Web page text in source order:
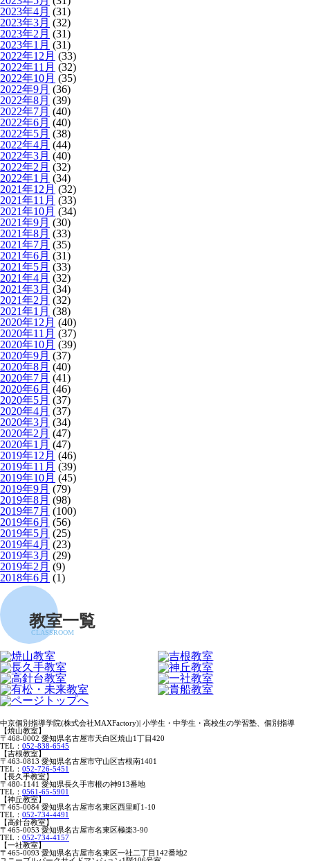
2023年4月 (31)
2023年3月 (32)
2023年2月 (31)
2023年1月 (31)
2022年12月 (33)
2022年11月 (32)
2022年10月 (35)
2022年9月 (36)
2022年8月 (39)
2022年7月 (40)
2022年6月 (40)
2022年5月 (38)
2022年4月 (44)
2022年3月 (40)
2022年2月 (32)
2022年1月 (34)
2021年12月 (32)
2021年11月 (33)
2021年10月 (34)
2021年9月 (30)
2021年8月 (33)
2021年7月 (35)
2021年6月 (31)
2021年5月 (33)
2021年4月 (32)
2021年3月 (34)
2021年2月 (32)
2021年1月 (38)
2020年12月 (40)
2020年11月 (37)
2020年10月 (39)
2020年9月 (37)
2020年8月 (40)
2020年7月 (41)
2020年6月 (46)
2020年5月 (37)
2020年4月 (37)
2020年3月 (34)
2020年2月 (47)
2020年1月 (47)
2019年12月 (46)
2019年11月 (39)
2019年10月 (45)
2019年9月 (79)
2019年8月 (98)
2019年7月 (100)
2019年6月 (56)
2019年5月 (25)
2019年4月 (23)
2019年3月 (29)
2019年2月 (9)
2018年6月 (1)
教室一覧
CLASSROOM
中京個別指導学院(株式会社MAXFactory)| 小学生・中学生・高校生の学習塾、個別指導
【焼山教室】
〒468-0002 愛知県名古屋市天白区焼山1丁目420
TEL： 052-838-6545
【吉根教室】
〒463-0813 愛知県名古屋市守山区吉根南1401
TEL： 052-726-5451
【長久手教室】
〒480-1141 愛知県長久手市根の神913番地
TEL： 0561-65-5901
【神丘教室】
〒465-0084 愛知県名古屋市名東区西里町1-10
TEL： 052-734-4491
【高針台教室】
〒465-0053 愛知県名古屋市名東区極楽3-90
TEL： 052-734-4157
【一社教室】
〒465-0093 愛知県名古屋市名東区一社二丁目142番地2